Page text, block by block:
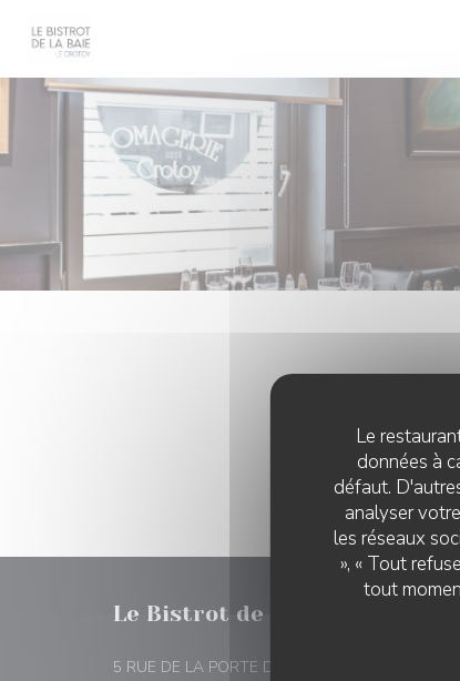
Le
données à
défaut.
analyser
les réseaux
», « Tout
tout
Le Bistrot de la Baie
5 RUE DE LA PORTE DU PONT 80550 LE